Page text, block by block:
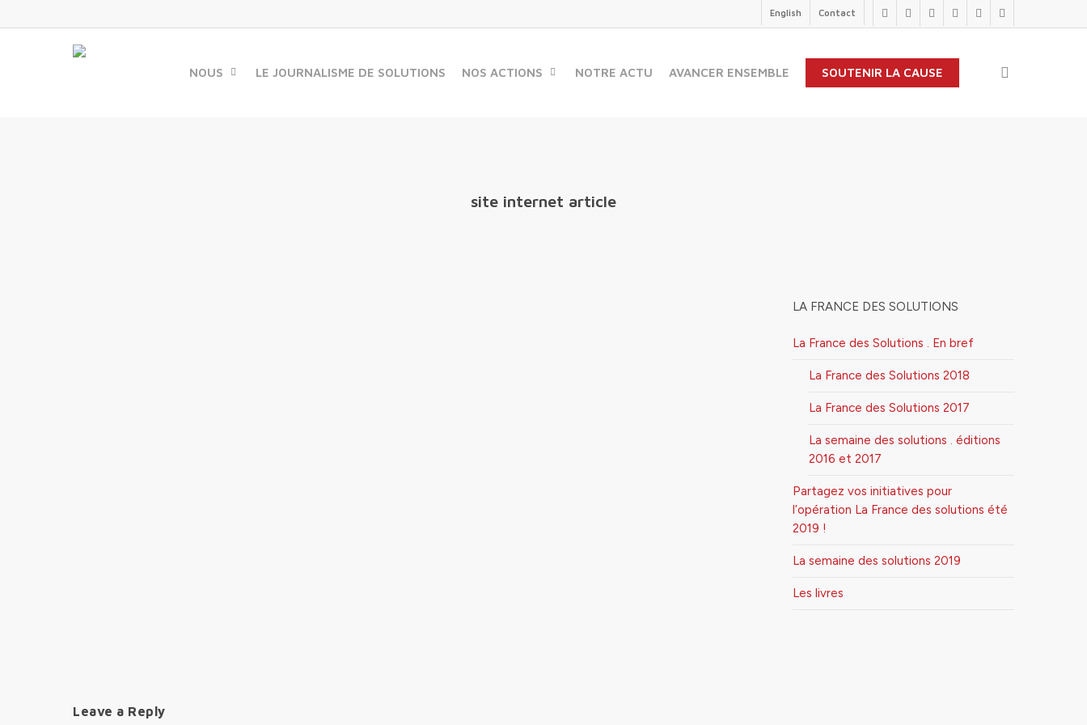
to
twitterfacebooklinkedinyoutubeinstagram
flickr
English Contact
NOUS LE JOURNALISME DE SOLUTIONS NOS ACTIONS NOTRE ACTU AVANCER ENSEMBLE SOUTENIR LA CAUSE
site internet article
LA FRANCE DES SOLUTIONS
La France des Solutions . En bref
La France des Solutions 2018
La France des Solutions 2017
La semaine des solutions . éditions
2016 et 2017
Partagez vos initiatives pour
l’opération La France des solutions été
2019 !
La semaine des solutions 2019
Les livres
Leave a Reply